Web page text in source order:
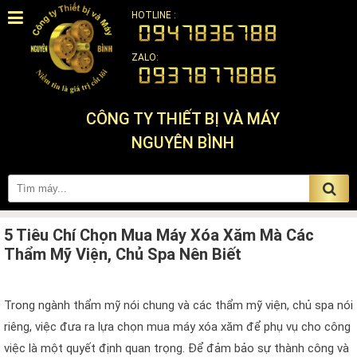
CÔNG TY THIẾT BỊ VÀ MÁY
NGUYÊN BÌNH
HOTLINE :
ZALO:
5 Tiêu Chí Chọn Mua Máy Xóa Xăm Mà Các
Thẩm Mỹ Viện, Chủ Spa Nên Biết
Trong ngành thẩm mỹ nói chung và các thẩm mỹ viện, chủ spa nói
riêng, việc đưa ra lựa chọn mua máy xóa xăm để phụ vụ cho công
việc là một quyết định quan trọng. Để đảm bảo sự thành công và